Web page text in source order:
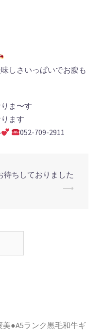
しさいっぱいでお腹も
ま〜す
ます
052-709-2911
待ちしておりました
⟶
●A5ランク黒毛和牛ギ